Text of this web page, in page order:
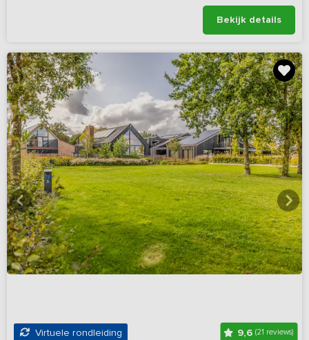
Bekijk details
Virtuele rondleiding 9,6(21 reviews)